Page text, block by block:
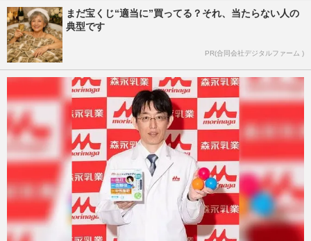
まだ宝くじ“適当に”買ってる？それ、当たらない人の
典型です
PR(合同会社デジタルファーム )